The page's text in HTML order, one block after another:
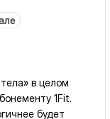
в целом
1Fit.
будет